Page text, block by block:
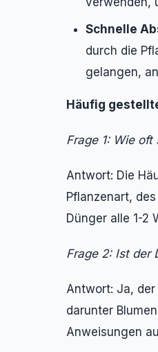
Schnelle
durch die
gelangen,
Häufig
Frage 1: Wie
Antwort: Die
Pflanzenart,
Dünger alle 1-2
Frage 2: Ist der
Antwort: Ja,
darunter
Anweisungen